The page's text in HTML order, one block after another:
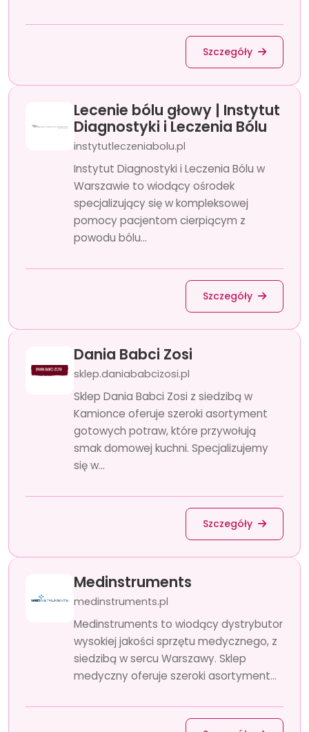
Szczegóły
Lecenie bólu głowy | Instytut
Diagnostyki i Leczenia Bólu
instytutleczeniabolu.pl
Instytut Diagnostyki i Leczenia Bólu w
Warszawie to wiodący ośrodek
specjalizujący się w kompleksowej
pomocy pacjentom cierpiącym z
powodu bólu...
Szczegóły
Dania Babci Zosi
sklep.daniababcizosi.pl
Sklep Dania Babci Zosi z siedzibą w
Kamionce oferuje szeroki asortyment
gotowych potraw, które przywołują
smak domowej kuchni. Specjalizujemy
się w...
Szczegóły
Medinstruments
medinstruments.pl
Medinstruments to wiodący dystrybutor
wysokiej jakości sprzętu medycznego, z
siedzibą w sercu Warszawy. Sklep
medyczny oferuje szeroki asortyment...